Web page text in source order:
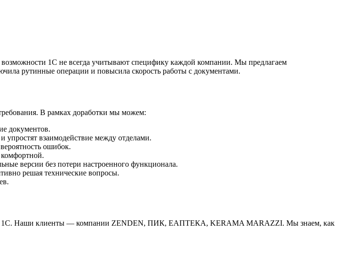
1С не всегда учитывают специфику каждой компании. Мы предлагаем
рутинные операции и повысила скорость работы с документами.
В рамках доработки мы можем:
документов.
упростят взаимодействие между отделами.
ошибок.
версии без потери настроенного функционала.
решая технические вопросы.
1С. Наши клиенты — компании ZENDEN, ПИК, ЕАПТЕКА, KERAMA MARAZZI. Мы знаем, как